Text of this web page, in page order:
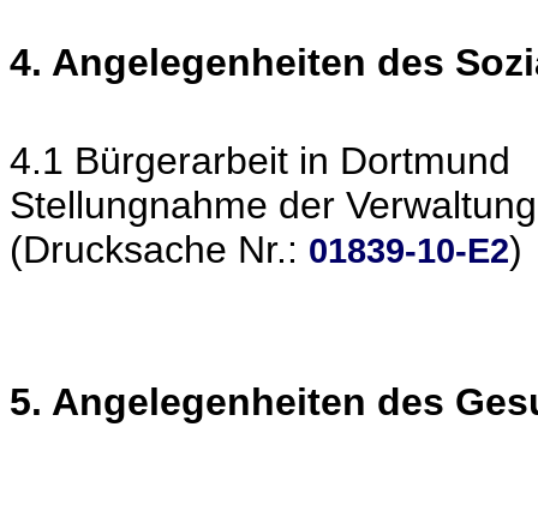
4. Angelegenheiten des
4.1 Bürgerarbeit in Dortmund
Stellungnahme der Verwaltung
(Drucksache Nr.: 01839-10-E2)
5. Angelegenheiten des